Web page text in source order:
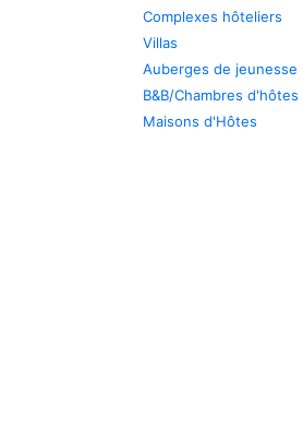
Complexes hôteliers
Villas
Auberges de jeunesse
B&B/Chambres d'hôtes
Maisons d'Hôtes